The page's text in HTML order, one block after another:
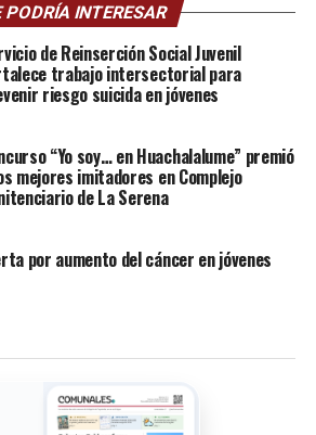
PODRÍA INTERESAR
de Reinserción Social Juvenil
trabajo intersectorial para
riesgo suicida en jóvenes
“Yo soy… en Huachalalume” premió
mejores imitadores en Complejo
de La Serena
por aumento del cáncer en jóvenes